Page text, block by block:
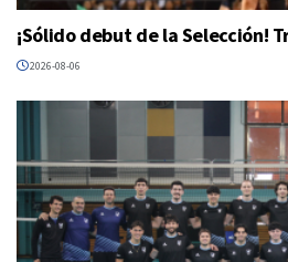
¡Sólido debut de la Selección!
2026-08-06